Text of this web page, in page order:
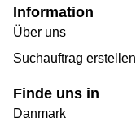
Information
Über uns
Suchauftrag erstellen
Finde uns in
Danmark